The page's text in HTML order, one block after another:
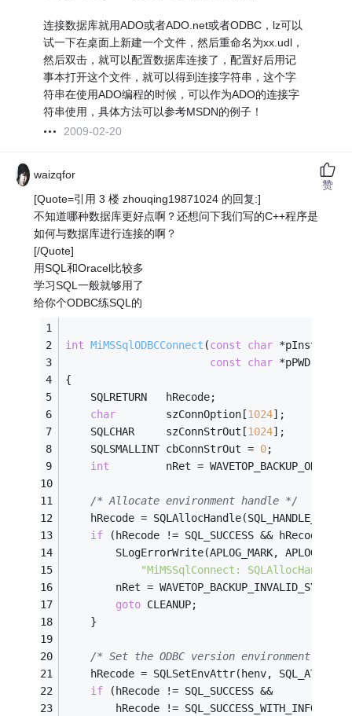
连接数据库就用ADO或者ADO.net或者ODBC，lz可以
试一下在桌面上新建一个文件，然后重命名为xx.udl，
然后双击，就可以配置数据库连接了，配置好后用记
事本打开这个文件，就可以得到连接字符串，这个字
符串在使用ADO编程的时候，可以作为ADO的连接字
符串使用，具体方法可以参考MSDN的例子！
2009-02-20
waizqfor
[Quote=引用 3 楼 zhouqing19871024 的回复:]
不知道哪种数据库更好点啊？还想问下我们写的C++程序是
如何与数据库进行连接的啊？
[/Quote]
用SQL和Oracel比较多
学习SQL一般就够用了
给你个ODBC练SQL的
int MiMSSqlODBCConnect (const char
const
char *pPWD,
{
    SQLRETURN   hRecode;
char
        szConnOption[
1024];
    SQLCHAR     szConnStrOut[
1024];
    SQLSMALLINT cbConnStrOut =
0;
int
         nRet = WAVETOP_BACKUP_OK;
/* Allocate environment handle */
hRecode =
if (hRecode != SQL_SUCCESS && hRecode !=
SLogErrorWrite(APLOG_MARK,
"MiMSSqlConnect: SQLAllocHandle
        nRet = WAVETOP_BACKUP_INVALID_SYNTAX;
goto CLEANUP;
    }
/* Set the ODBC version environment
hRecode = SQLSetEnvAttr(henv,
if (hRecode != SQL_SUCCESS &&
        hRecode != SQL_SUCCESS_WITH_INFO) {
赞